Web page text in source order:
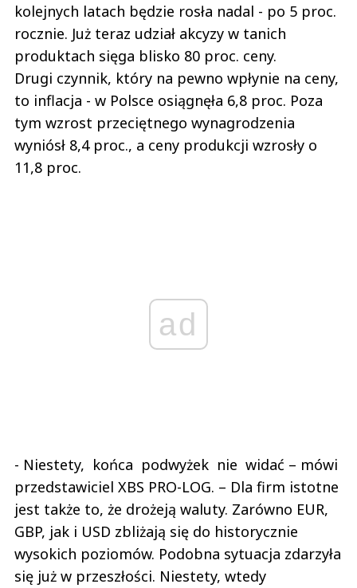
kolejnych latach będzie rosła nadal - po 5 proc.
rocznie. Już teraz udział akcyzy w tanich
produktach sięga blisko 80 proc. ceny.
Drugi czynnik, który na pewno wpłynie na ceny,
to inflacja - w Polsce osiągnęła 6,8 proc. Poza
tym wzrost przeciętnego wynagrodzenia
wyniósł 8,4 proc., a ceny produkcji wzrosły o
11,8 proc.
ad
- Niestety, końca podwyżek nie widać – mówi
przedstawiciel XBS PRO-LOG. – Dla firm istotne
jest także to, że drożeją waluty. Zarówno EUR,
GBP, jak i USD zbliżają się do historycznie
wysokich poziomów. Podobna sytuacja zdarzyła
się już w przeszłości. Niestety, wtedy